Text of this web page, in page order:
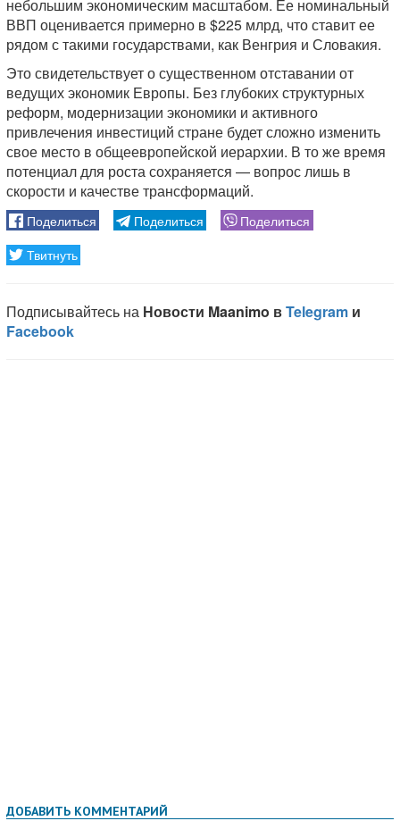
небольшим экономическим масштабом. Ее номинальный
ВВП оценивается примерно в $225 млрд, что ставит ее
рядом с такими государствами, как Венгрия и Словакия.
Это свидетельствует о существенном отставании от
ведущих экономик Европы. Без глубоких структурных
реформ, модернизации экономики и активного
привлечения инвестиций стране будет сложно изменить
свое место в общеевропейской иерархии. В то же время
потенциал для роста сохраняется — вопрос лишь в
скорости и качестве трансформаций.
ДОБАВИТЬ КОММЕНТАРИЙ